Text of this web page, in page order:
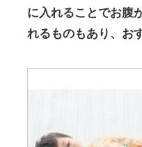
に入れることでお腹
れるものもあり、お